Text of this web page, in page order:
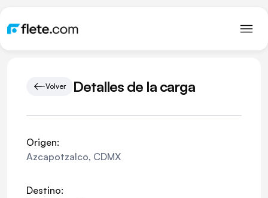
Volver Detalles de la carga
Origen:
Azcapotzalco, CDMX
Destino: